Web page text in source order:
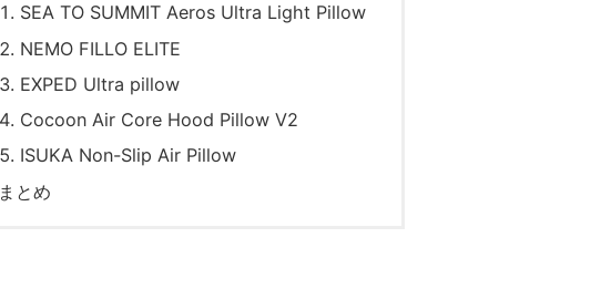
SEA TO SUMMIT Aeros Ultra Light Pillow
NEMO FILLO ELITE
EXPED Ultra pillow
Cocoon Air Core Hood Pillow V2
ISUKA Non-Slip Air Pillow
まとめ